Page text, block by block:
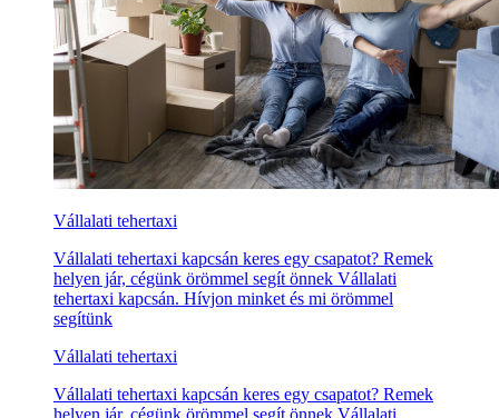
Vállalati tehertaxi
Vállalati tehertaxi kapcsán keres egy csapatot? Remek
helyen jár, cégünk örömmel segít önnek Vállalati
tehertaxi kapcsán. Hívjon minket és mi örömmel
segítünk
Vállalati tehertaxi
Vállalati tehertaxi kapcsán keres egy csapatot? Remek